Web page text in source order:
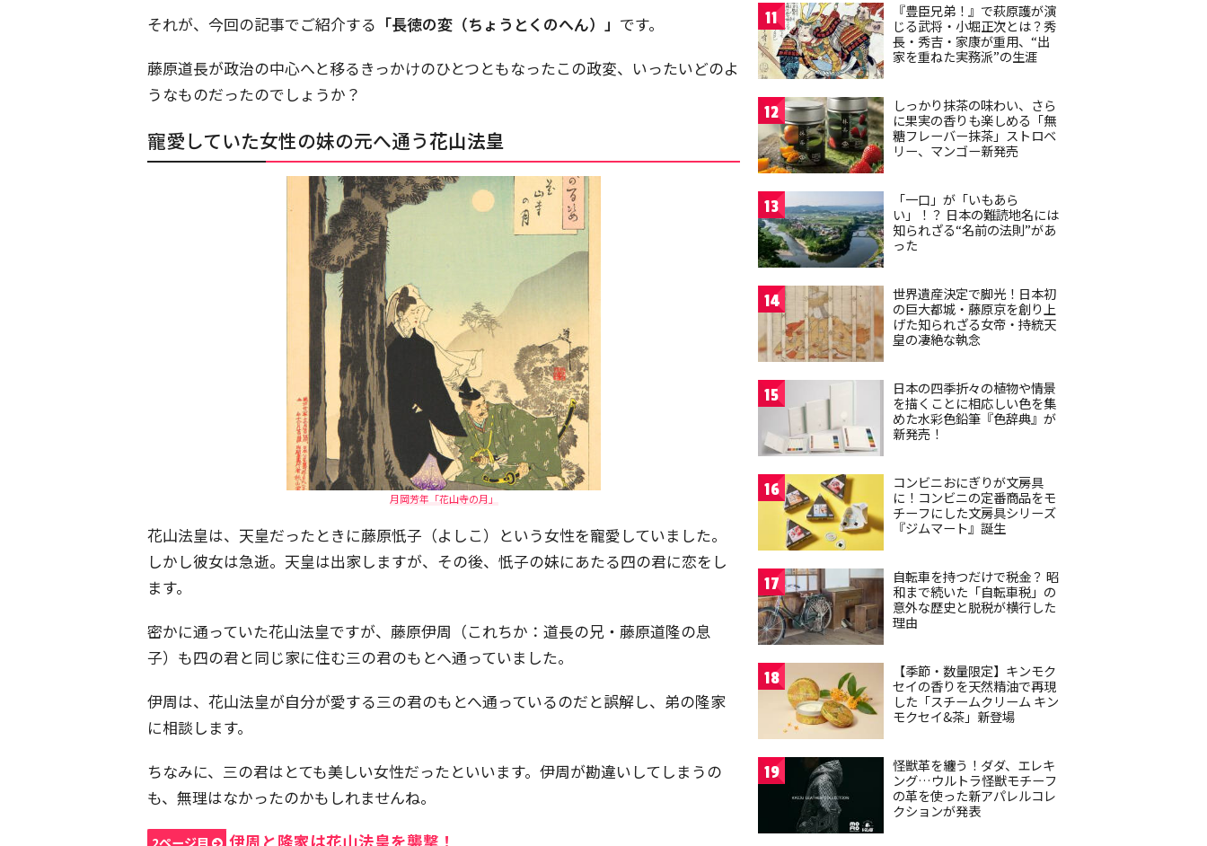
それが、今回の記事でご紹介する 「長徳の変（ちょうとくのへん）」 です。
藤原道長が政治の中心へと移るきっかけのひとつともなったこの政変、いったいどのよ
うなものだったのでしょうか？
寵愛していた女性の妹の元へ通う花山法皇
月岡芳年「花山寺の月」
花山法皇は、天皇だったときに藤原忯子（よしこ）という女性を寵愛していました。
しかし彼女は急逝。天皇は出家しますが、その後、忯子の妹にあたる四の君に恋をし
ます。
密かに通っていた花山法皇ですが、藤原伊周（これちか：道長の兄・藤原道隆の息
子）も四の君と同じ家に住む三の君のもとへ通っていました。
伊周は、花山法皇が自分が愛する三の君のもとへ通っているのだと誤解し、弟の隆家
に相談します。
ちなみに、三の君はとても美しい女性だったといいます。伊周が勘違いしてしまうの
も、無理はなかったのかもしれませんね。
伊周と隆家は花山法皇を襲撃！
11
『豊臣兄弟！』で萩原護が演
じる武将・小堀正次とは？秀
長・秀吉・家康が重用、“出
家を重ねた実務派”の生涯
12
しっかり抹茶の味わい、さら
に果実の香りも楽しめる「無
糖フレーバー抹茶」ストロベ
リー、マンゴー新発売
13
「一口」が「いもあら
い」！？ 日本の難読地名には
知られざる“名前の法則”があ
った
14
世界遺産決定で脚光！日本初
の巨大都城・藤原京を創り上
げた知られざる女帝・持統天
皇の凄絶な執念
15
日本の四季折々の植物や情景
を描くことに相応しい色を集
めた水彩色鉛筆『色辞典』が
新発売！
16
コンビニおにぎりが文房具
に！コンビニの定番商品をモ
チーフにした文房具シリーズ
『ジムマート』誕生
17
自転車を持つだけで税金？ 昭
和まで続いた「自転車税」の
意外な歴史と脱税が横行した
理由
18
【季節・数量限定】キンモク
セイの香りを天然精油で再現
した「スチームクリーム キン
モクセイ&茶」新登場
19
怪獣革を纏う！ダダ、エレキ
ング…ウルトラ怪獣モチーフ
の革を使った新アパレルコレ
クションが発表